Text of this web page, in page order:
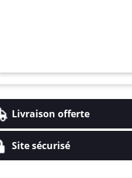
Livraison offerte
Site sécurisé